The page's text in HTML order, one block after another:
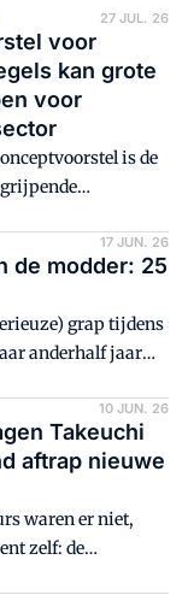
27 JUL. 26
voor
kan grote
voor
is de
In het voorstel voor
huidige
vervangen
toepasbare
vanaf
gestuurd op
en strategische
verstrekkende
de Nederlandse
17 JUN. 26
de modder: 25
grap tijdens
anderhalf jaar
op 1 januari
oprichters van
Equipment
heet, wisten
wilden: het
van
10 JUN. 26
Takeuchi
aftrap nieuwe
waren er niet,
zelf: de